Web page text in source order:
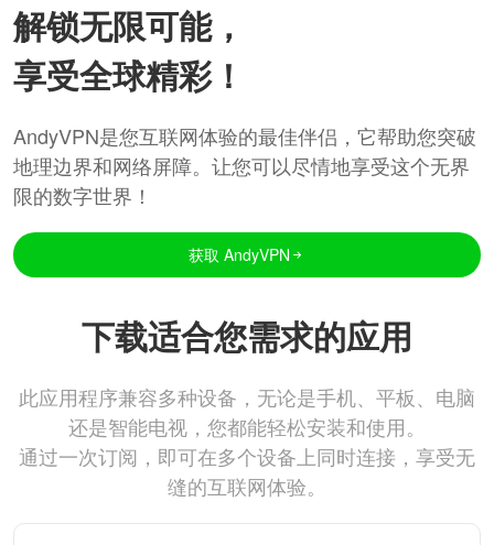
解锁无限可能，
享受全球精彩！
AndyVPN是您互联网体验的最佳伴侣，它帮助您突破
地理边界和网络屏障。让您可以尽情地享受这个无界
限的数字世界！
获取 AndyVPN
下载适合您需求的应用
此应用程序兼容多种设备，无论是手机、平板、电脑
还是智能电视，您都能轻松安装和使用。
通过一次订阅，即可在多个设备上同时连接，享受无
缝的互联网体验。